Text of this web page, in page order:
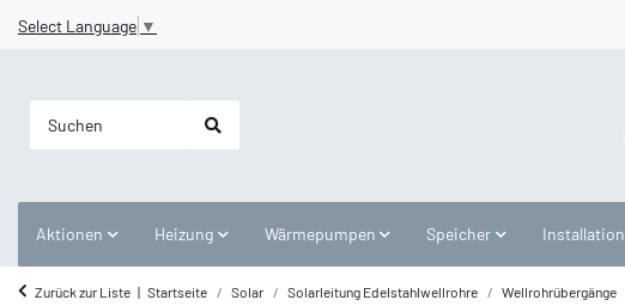
Select Language ▼
Aktionen Heizung Wärmepumpen Speicher Installation
Zurück zur Liste Startseite Solar Solarleitung Edelstahlwellrohre Wellrohrübergänge